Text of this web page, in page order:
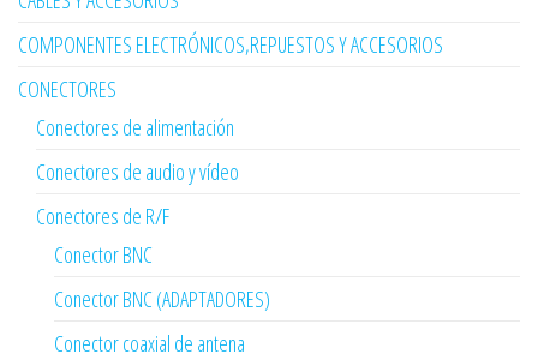
COMPONENTES ELECTRÓNICOS,REPUESTOS Y ACCESORIOS
CONECTORES
Conectores de alimentación
Conectores de audio y vídeo
Conectores de R/F
Conector BNC
Conector BNC (ADAPTADORES)
Conector coaxial de antena